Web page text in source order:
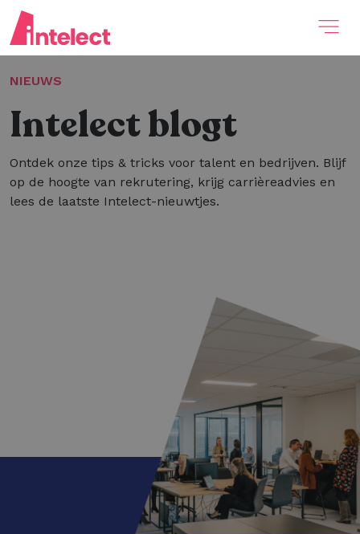
NIEUWS
Intelect blogt
Ontdek onze tips & tricks voor talent en bedrijven. Blijf
op de hoogte van rekrutering, krijg carrièreadvies en
lees de laatste Intelect-nieuwtjes.